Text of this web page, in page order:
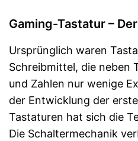
Gaming-Tastatur –
Ursprünglich waren
Schreibmittel, die neben
und Zahlen nur wenige
der Entwicklung der
Tastaturen hat sich die
Die Schaltermechanik